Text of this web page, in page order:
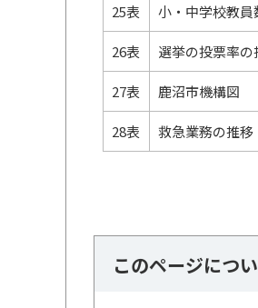
25表 小・中学校教員
26表 選挙の投票率の
27表 鹿沼市機構図
28表 救急業務の推移
このページにつ